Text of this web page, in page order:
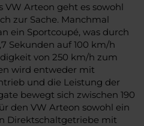
VW Arteon geht es sowohl
zur Sache. Manchmal
ein Sportcoupé, was durch
Sekunden auf 100 km/h
von 250 km/h zum
wird entweder mit
und die Leistung der
bewegt sich zwischen 190
den VW Arteon sowohl ein
Direktschaltgetriebe mit